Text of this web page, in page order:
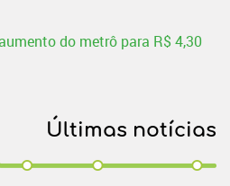
do metrô para R$ 4,30
Últimas notícias